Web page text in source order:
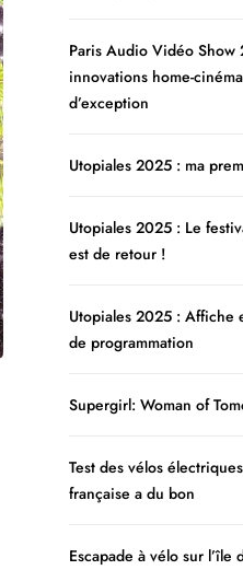
Paris Audio Vidéo Show
innovations home-
d’exception
Utopiales 2025 : ma
Utopiales 2025 : Le
est de retour !
Utopiales 2025 : Affiche
de programmation
Supergirl: Woman of
Test des vélos
française a du bon
Escapade à vélo sur